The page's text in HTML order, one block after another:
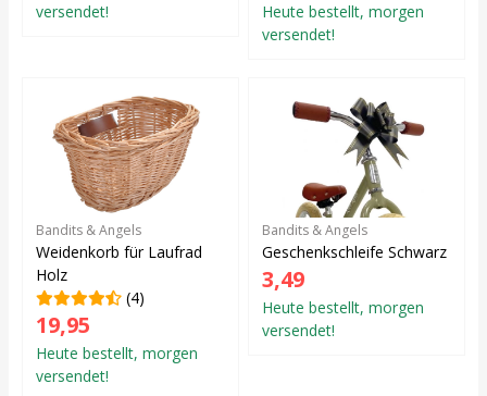
versendet!
Heute bestellt, morgen
versendet!
Bandits & Angels
Weidenkorb für Laufrad
Holz
(4)
19,95
Heute bestellt, morgen
versendet!
Bandits & Angels
Geschenkschleife Schwarz
3,49
Heute bestellt, morgen
versendet!